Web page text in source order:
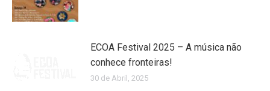
ECOA Festival 2025 – A música não
conhece fronteiras!
30 de Abril, 2025